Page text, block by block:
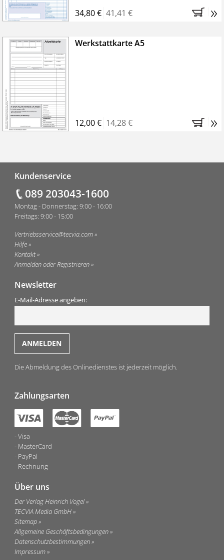
34,80 € 41,41 € »
Werkstattkarte A5
12,00 € 14,28 € »
Kundenservice
089 203043-1600
Montag - Donnerstag: 9:00 - 16:00
Freitags: 9:00 - 15:00
Vertriebsservice@tecvia.com
Hilfe
Kontakt
Anmelden oder Registrieren
Newsletter
E-Mail-Adresse angeben:
Die Abmeldung des Onlinedienstes ist jederzeit möglich.
Zahlungsarten
Visa
MasterCard
PayPal
Rechnung
Über uns
Der Verlag Heinrich Vogel
TECVIA Media GmbH
Sitemap
Allgemeine Geschäftsbedingungen
Datenschutzbestimmungen
Impressum